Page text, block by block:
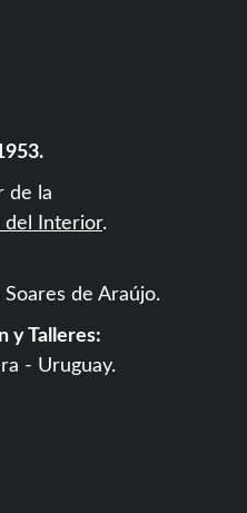
de la
del Interior.
de Araújo.
y Talleres:
- Uruguay.